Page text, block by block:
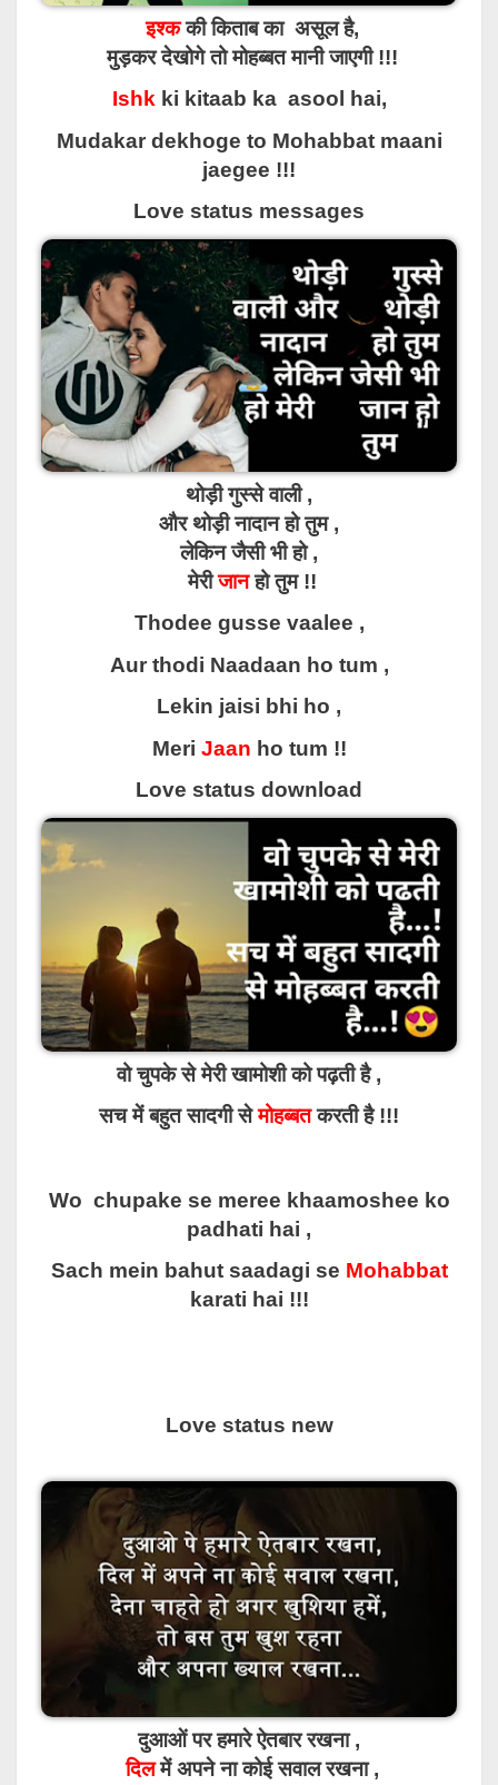
इश्ककी किताब का असूल है,
मुड़कर देखोगे तो मोहब्बत मानी जाएगी !!!
Ishkki kitaab ka asool hai,
Mudakar dekhoge to Mohabbat maani
jaegee !!!
Love status messages
थोड़ी गुस्से वाली ,
और थोड़ी नादान हो तुम ,
लेकिन जैसी भी हो ,
मेरीजानहो तुम !!
Thodee gusse vaalee ,
Aur thodi Naadaan ho tum ,
Lekin jaisi bhi ho ,
Meri Jaan ho tum !!
Love status download
वो चुपके से मेरी खामोशी को पढ़ती है ,
सच में बहुत सादगी सेमोहब्बतकरती है !!!
Wo chupake se meree khaamoshee ko
padhati hai ,
Sach mein bahut saadagi se Mohabbat
karati hai !!!
Love status new
दुआओं पर हमारे ऐतबार रखना ,
दिलमें अपने ना कोई सवाल रखना ,